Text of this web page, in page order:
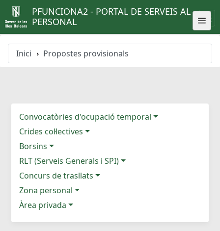
PFUNCIONA2 - PORTAL DE SERVEIS AL
PERSONAL
Inici Propostes provisionals
Convocatòries d'ocupació temporal
Crides col·lectives
Borsins
RLT (Serveis Generals i SPI)
Concurs de trasllats
Zona personal
Àrea privada